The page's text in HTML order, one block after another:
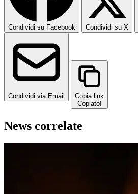
Condividi su Facebook Condividi su X
Condividi via Email
Copia link
Copiato!
News correlate